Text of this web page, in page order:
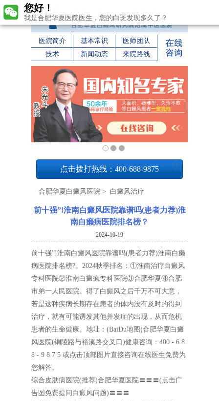
医院简介 基本常识
医师团队
技术
新闻动态 来院路线
点击拨打热线：400-688-9875
合肥华夏白癜风医院 > 白癜风治疗
前十强”!淮南白癜风医院靠谱吗(患者力荐)淮
南白癞病医院排名榜？
2024-10-19
前十强”!淮南白癜风医院靠谱吗(患者力荐)淮南白癞
病医院排名榜?。2024秋季排名：①淮南治疗白癜风
专科医院②淮南白癜疯专科医院③合肥华夏④合肥
市弟一人民医院。得了白癜风之后千万不可大意，
若是这种疾病长期存在患者的体内没有及时的得到
治疗，就有可能诱发其他并发症的出现，从而危机
患者的生命健康。地址：(BaiDu地图)合肥华夏白癜
风医院(铜陵路与裕溪路交叉口)健康咨询：400 - 6 8
8 - 9 8 7 5 或点击顶部图片直接咨询在线医生免费为
您解答。
综合皮肤病医院(推荐)合肥华夏医院〓〓〓(点击广
告图免费提问白癜风问题)〓〓〓
您好！
我是合肥华夏医院医生，您的白斑发现多久了？